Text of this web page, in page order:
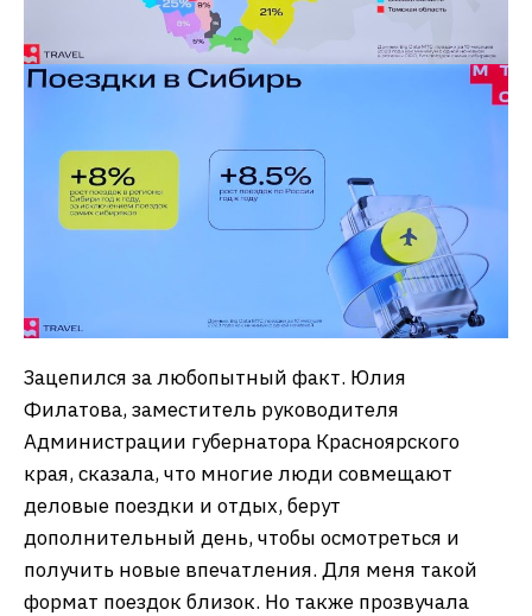
Зацепился за любопытный факт. Юлия
Филатова, заместитель руководителя
Администрации губернатора Красноярского
края, сказала, что многие люди совмещают
деловые поездки и отдых, берут
дополнительный день, чтобы осмотреться и
получить новые впечатления. Для меня такой
формат поездок близок. Но также прозвучала